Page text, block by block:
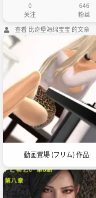
0
关注
646
粉丝
查看 比奇堡海绵宝宝 的文章
動画置場 (フリム) 作品